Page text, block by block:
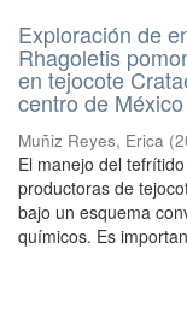
Exploración de
Rhagoletis
en tejocote
centro de México
Muñiz Reyes, Erica (
El manejo del
productoras de
bajo un esquema
químicos. Es